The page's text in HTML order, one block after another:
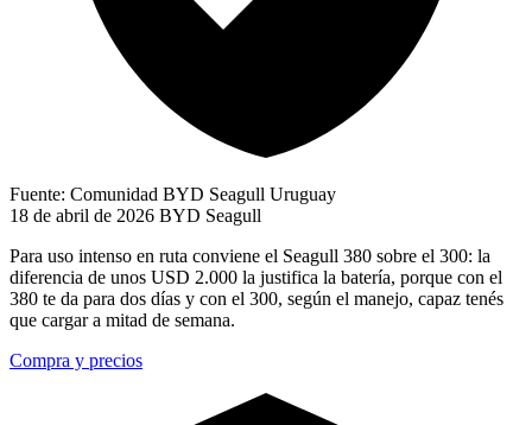
Fuente: Comunidad BYD Seagull Uruguay
18 de abril de 2026 BYD Seagull
Para uso intenso en ruta conviene el Seagull 380 sobre el 300: la
diferencia de unos USD 2.000 la justifica la batería, porque con el
380 te da para dos días y con el 300, según el manejo, capaz tenés
que cargar a mitad de semana.
Compra y precios